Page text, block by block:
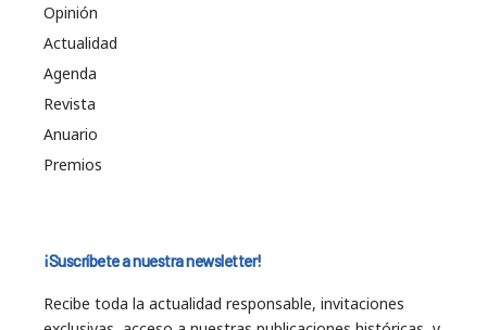
Opinión
Actualidad
Agenda
Revista
Anuario
Premios
¡Suscríbete a nuestra newsletter!
Recibe toda la actualidad responsable, invitaciones